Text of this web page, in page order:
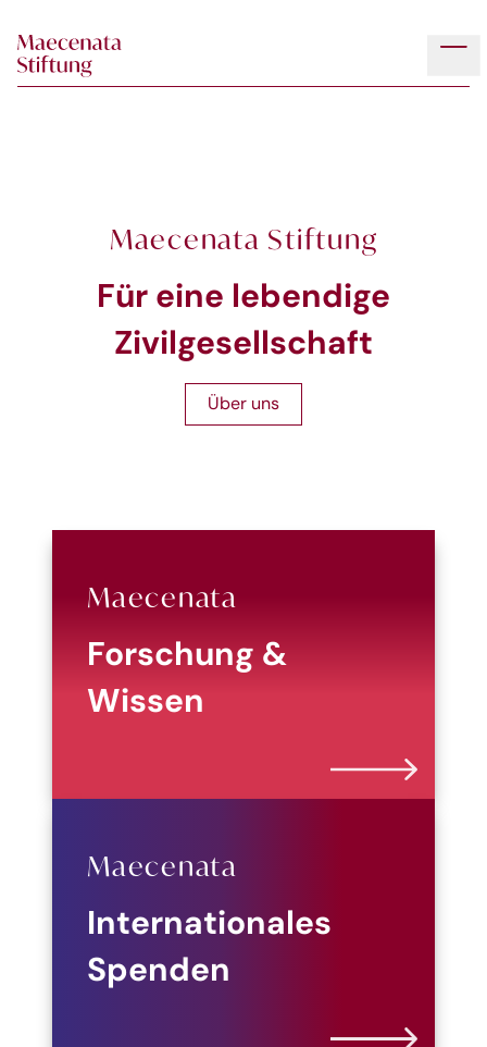
Maecenata Stiftung
Für eine lebendige
Zivilgesellschaft
Über uns
Maecenata
Forschung &
Wissen
Maecenata
Internationales
Spenden